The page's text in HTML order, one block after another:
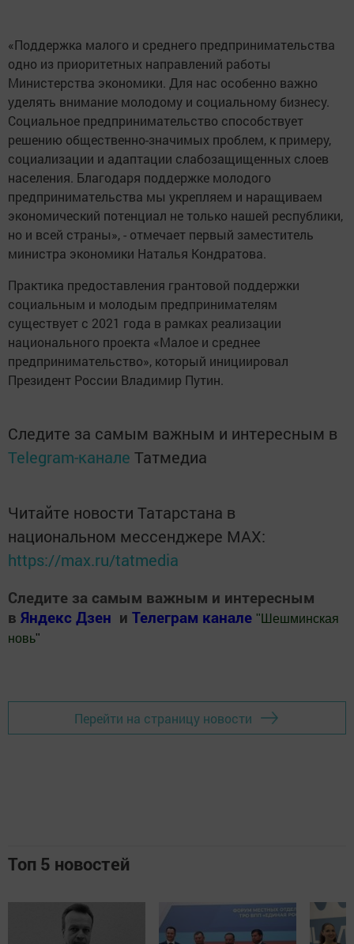
«Поддержка малого и среднего предпринимательства
одно из приоритетных направлений работы
Министерства экономики. Для нас особенно важно
уделять внимание молодому и социальному бизнесу.
Социальное предпринимательство способствует
решению общественно-значимых проблем, к примеру,
социализации и адаптации слабозащищенных слоев
населения. Благодаря поддержке молодого
предпринимательства мы укрепляем и наращиваем
экономический потенциал не только нашей республики,
но и всей страны», - отмечает первый заместитель
министра экономики Наталья Кондратова.
Практика предоставления грантовой поддержки
социальным и молодым предпринимателям
существует с 2021 года в рамках реализации
национального проекта «Малое и среднее
предпринимательство», который инициировал
Президент России Владимир Путин.
Следите за самым важным и интересным в
Telegram-канале Татмедиа
Читайте новости Татарстана в
национальном мессенджере MАХ:
https://max.ru/tatmedia
Следите за самым важным и интересным
в Яндекс Дзен и Телеграм канале " Шешминская
новь"
Перейти на страницу новости
Топ 5 новостей